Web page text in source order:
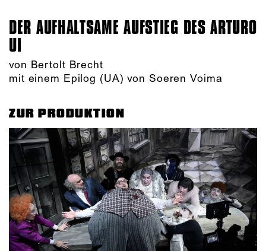
DER AUFHALTSAME AUFSTIEG DES ARTURO
UI
von Bertolt Brecht
mit einem Epilog (UA) von Soeren Voima
ZUR PRODUKTION